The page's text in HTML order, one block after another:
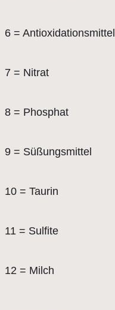
6 = Antioxidationsmittel
7 = Nitrat
8 = Phosphat
9 = Süßungsmittel
10 = Taurin
11 = Sulfite
12 = Milch